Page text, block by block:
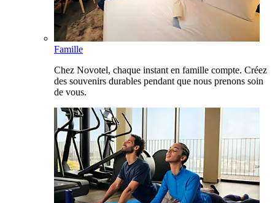
Famille
Chez Novotel, chaque instant en famille compte. Créez
des souvenirs durables pendant que nous prenons soin
de vous.